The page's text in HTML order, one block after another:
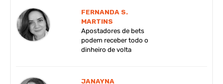
FERNANDA S.
MARTINS
Apostadores de bets
podem receber todo o
dinheiro de volta
JANAYNA